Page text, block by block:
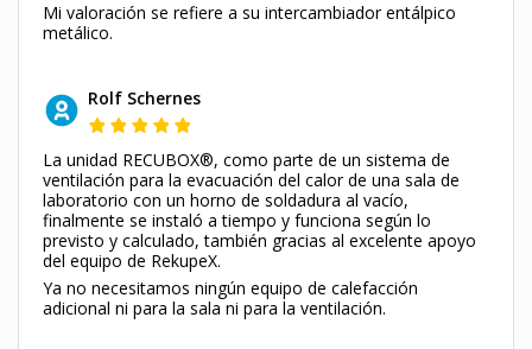
Mi valoración se refiere a su intercambiador entálpico
metálico.
Rolf Schernes
La unidad RECUBOX®, como parte de un sistema de
ventilación para la evacuación del calor de una sala de
laboratorio con un horno de soldadura al vacío,
finalmente se instaló a tiempo y funciona según lo
previsto y calculado, también gracias al excelente apoyo
del equipo de RekupeX.
Ya no necesitamos ningún equipo de calefacción
adicional ni para la sala ni para la ventilación.